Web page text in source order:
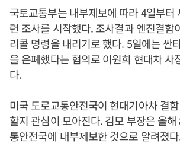
국토교통부는 내부제보에 따라 4일부터
련 조사를 시작했다. 조사결과 엔진결함
리콜 명령을 내리기로 했다. 5일에는 싼
을 은폐했다는 혐의로 이원희 현대차 사
다.
미국 도로교통안전국이 현대기아차 결
할지 관심이 모아진다. 김모 부장은 올
통안전국에 내부제보한 것으로 알려졌